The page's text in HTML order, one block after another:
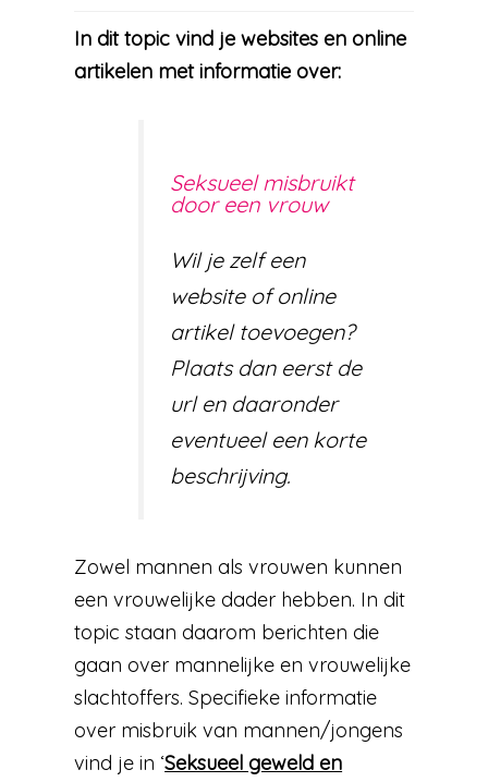
In dit topic vind je websites en online
artikelen met informatie over:
Seksueel misbruikt
door een vrouw
Wil je zelf een
website of online
artikel toevoegen?
Plaats dan eerst de
url en daaronder
eventueel een korte
beschrijving.
Zowel mannen als vrouwen kunnen
een vrouwelijke dader hebben. In dit
topic staan daarom berichten die
gaan over mannelijke en vrouwelijke
slachtoffers. Specifieke informatie
over misbruik van mannen/jongens
vind je in ‘Seksueel geweld en